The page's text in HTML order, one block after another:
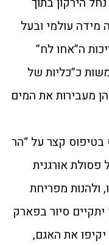
מידה עולמי ובעל
ה”אחו לח”
כ”כליות של
מעבירות את המים
בטיפוס קצר על “הר
פסולת אורגנית
ולהנות מפריחת
סיור בפארק
את האגם,